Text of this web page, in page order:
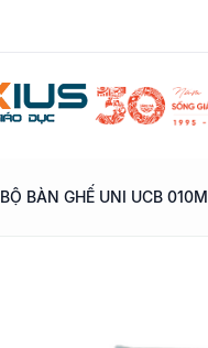
BỘ BÀN GHẾ UNI UCB 010M